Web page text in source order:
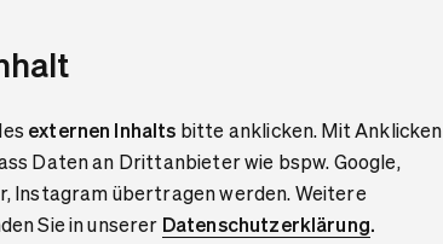
externen Inhalts bitte anklicken. Mit Anklicken
Daten an Drittanbieter wie bspw. Google,
Instagram übertragen werden. Weitere
Sie in unserer Datenschutzerklärung.